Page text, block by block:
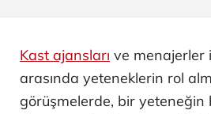
Kast ajansları ve menajerler
arasında yeteneklerin rol
görüşmelerde, bir yeteneğin